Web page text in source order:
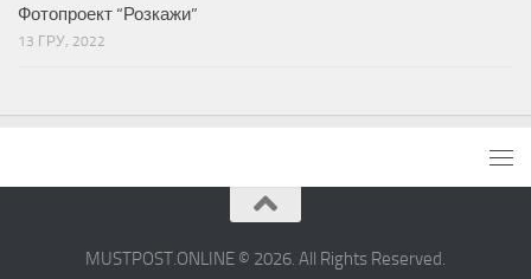
Фотопроект “Розкажи”
13 ГРУ, 2022
MUSTPOST.ONLINE © 2026. All Rights Reserved.